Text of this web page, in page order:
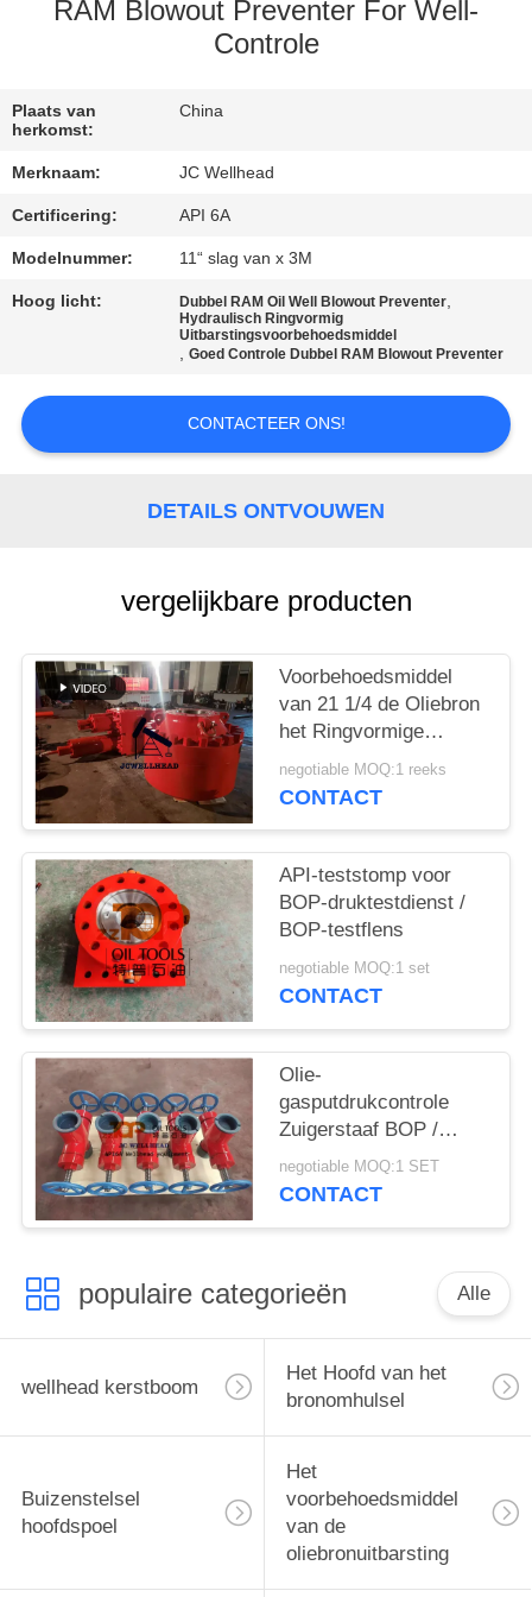
NIEUWS
SITEMAP
RAM Blowout Preventer For Well-
Controle
Plaats van
herkomst:
China
Merknaam: JC Wellhead
Certificering: API 6A
Modelnummer: 11“ slag van x 3M
Hoog licht: Dubbel RAM Oil Well Blowout Preventer,
Hydraulisch Ringvormig
Uitbarstingsvoorbehoedsmiddel
,Goed Controle Dubbel RAM Blowout Preventer
CONTACTEER ONS!
DETAILS ONTVOUWEN
vergelijkbare producten
Voorbehoedsmiddel
van 21 1/4 de Oliebron
het Ringvormige
Uitbarsting van slag
van ″ 5000psi
negotiable MOQ:1 reeks
CONTACT
API-teststomp voor
BOP-druktestdienst /
BOP-testflens
negotiable MOQ:1 set
CONTACT
Olie-
gasputdrukcontrole
Zuigerstaaf BOP /
Staaf Blowout
Preventer
negotiable MOQ:1 SET
CONTACT
populaire categorieën Alle
wellhead kerstboom
Het Hoofd van het
bronomhulsel
Buizenstelsel
hoofdspoel
Het
voorbehoedsmiddel
van de
oliebronuitbarsting